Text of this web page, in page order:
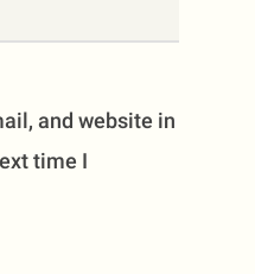
and website in
time I